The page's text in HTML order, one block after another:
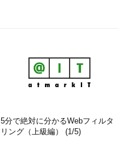
5分で絶対に分かるWebフィルタ
リング（上級編） (1/5)